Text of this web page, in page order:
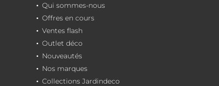
Qui sommes-nous
Offres en cours
Ventes flash
Outlet déco
Nouveautés
Nos marques
Collections Jardindeco